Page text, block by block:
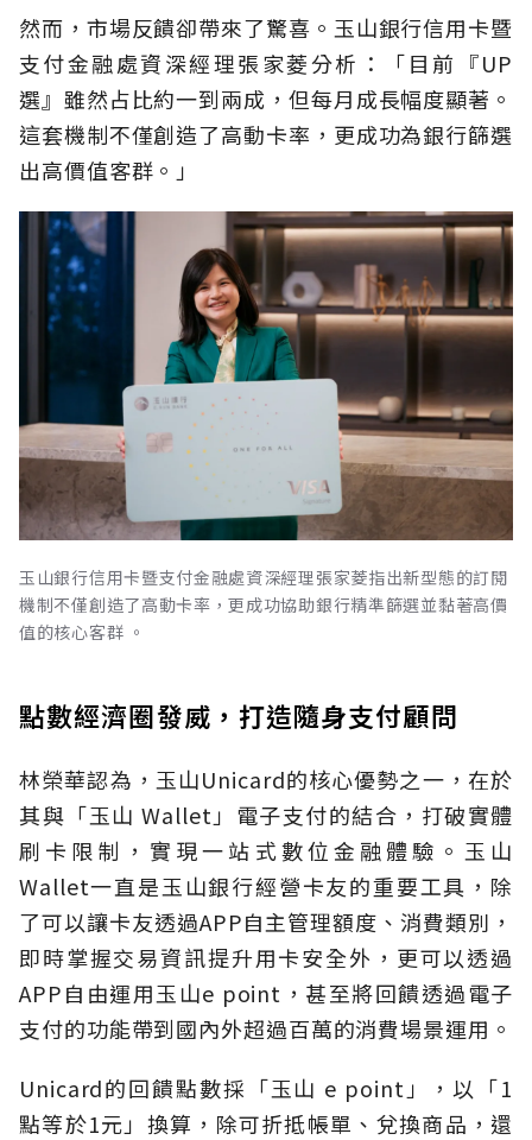
然而，市場反饋卻帶來了驚喜。玉山銀行信用卡暨
支付金融處資深經理張家菱分析：「目前『UP
選』雖然占比約一到兩成，但每月成長幅度顯著。
這套機制不僅創造了高動卡率，更成功為銀行篩選
出高價值客群。」
玉山銀行信用卡暨支付金融處資深經理張家菱指出新型態的訂閱
機制不僅創造了高動卡率，更成功協助銀行精準篩選並黏著高價
值的核心客群 。
點數經濟圈發威，打造隨身支付顧問
林榮華認為，玉山Unicard的核心優勢之一，在於
其與「玉山 Wallet」電子支付的結合，打破實體
刷卡限制，實現一站式數位金融體驗。玉山
Wallet一直是玉山銀行經營卡友的重要工具，除
了可以讓卡友透過APP自主管理額度、消費類別，
即時掌握交易資訊提升用卡安全外，更可以透過
APP自由運用玉山e point，甚至將回饋透過電子
支付的功能帶到國內外超過百萬的消費場景運用。
Unicard的回饋點數採「玉山 e point」，以「1
點等於1元」換算，除可折抵帳單、兌換商品，還